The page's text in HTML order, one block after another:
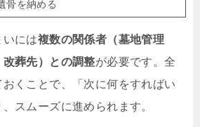
骨を納める
いには複数の関係者（墓地管理
葬先）との調整が必要です。全
くことで、「次に何をすればい
スムーズに進められます。